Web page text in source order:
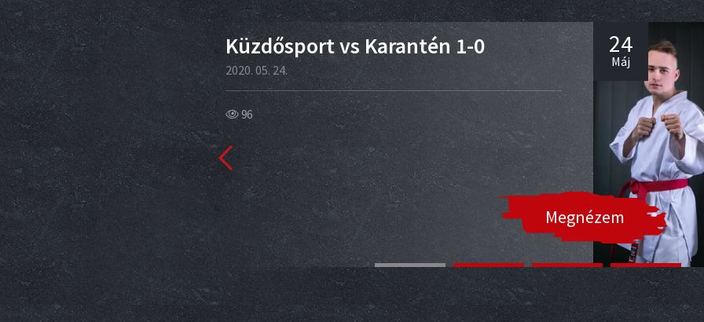
Megnézem
Küzdősport vs Karantén 1-0
2020. 05. 24.
96
24
Máj